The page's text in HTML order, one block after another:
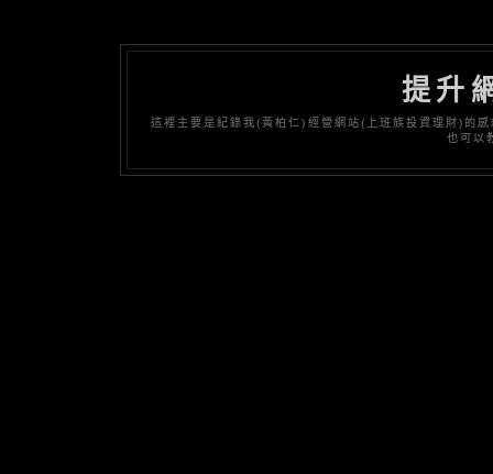
提升
這裡主要是紀錄我(黃柏仁)經營網站(上班族投資理財)的
也可以